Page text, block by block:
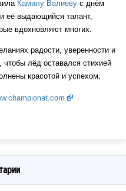
Камилу Валиеву с днём
её выдающийся талант,
вдохновляют многих.
радости, уверенности и
лёд оставался стихией
красотой и успехом.